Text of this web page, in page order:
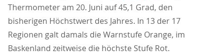
Thermometer am 20. Juni auf 45,1 Grad, den
bisherigen Höchstwert des Jahres. In 13 der 17
Regionen galt damals die Warnstufe Orange, im
Baskenland zeitweise die höchste Stufe Rot.